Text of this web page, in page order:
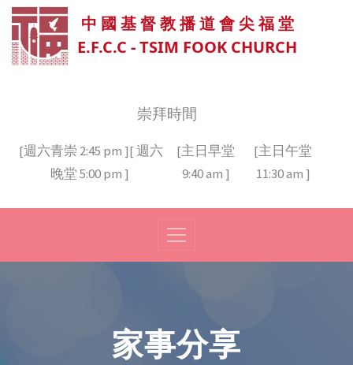
中 國 基 督 教 播 道 會 尖 福 堂
E.F.C.C - TSIM FOOK CHURCH
崇拜時間
[週六青崇 2:45 pm ][ 週六
晚堂 5:00 pm ]
[主日早堂
9:40 am ]
[主日午堂
11:30 am ]
家事分享